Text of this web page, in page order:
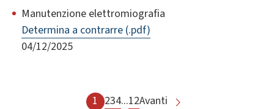
Manutenzione elettromiografia
Determina a contrarre (.pdf)
04/12/2025
1 234...12Avanti